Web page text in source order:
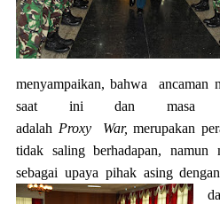
menyampaikan, bahwa ancaman
saat ini dan masa
adalah Proxy War, merupakan
tidak saling berhadapan, namun
sebagai upaya pihak asing